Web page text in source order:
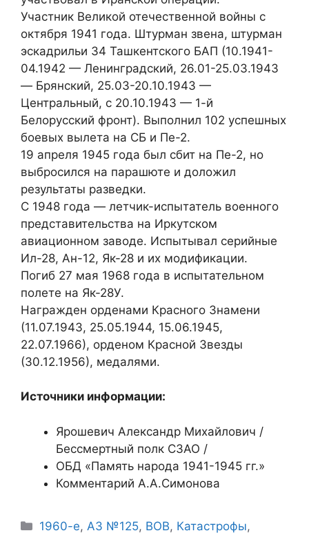
Участник Великой отечественной войны с
октября 1941 года. Штурман звена, штурман
эскадрильи 34 Ташкентского БАП (10.1941-
04.1942 — Ленинградский, 26.01-25.03.1943
— Брянский, 25.03-20.10.1943 —
Центральный, с 20.10.1943 — 1-й
Белорусский фронт). Выполнил 102 успешных
боевых вылета на СБ и Пе-2.
19 апреля 1945 года был сбит на Пе-2, но
выбросился на парашюте и доложил
результаты разведки.
С 1948 года — летчик-испытатель военного
представительства на Иркутском
авиационном заводе. Испытывал серийные
Ил-28, Ан-12, Як-28 и их модификации.
Погиб 27 мая 1968 года в испытательном
полете на Як-28У.
Награжден орденами Красного Знамени
(11.07.1943, 25.05.1944, 15.06.1945,
22.07.1966), орденом Красной Звезды
(30.12.1956), медалями.
Источники информации:
Ярошевич Александр Михайлович /
Бессмертный полк СЗАО /
ОБД «Память народа 1941-1945 гг.»
Комментарий А.А.Симонова
Рубрики
1960-е, АЗ №125, ВОВ, Катастрофы,